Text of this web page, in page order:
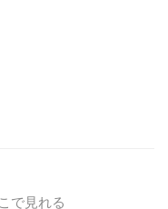
聴が可能です。 こ ...
で見れる